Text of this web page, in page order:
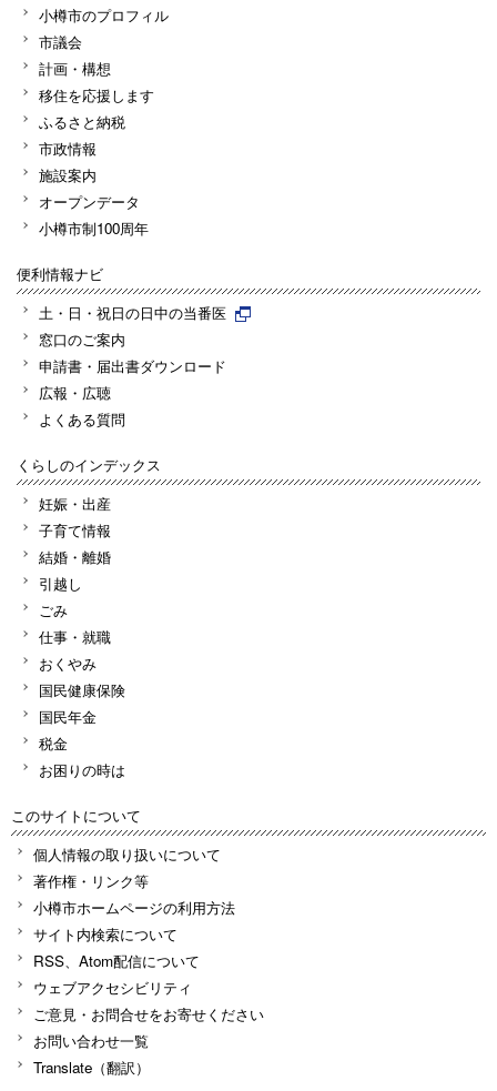
小樽市のプロフィル
市議会
計画・構想
移住を応援します
ふるさと納税
市政情報
施設案内
オープンデータ
小樽市制100周年
便利情報ナビ
土・日・祝日の日中の当番医
窓口のご案内
申請書・届出書ダウンロード
広報・広聴
よくある質問
くらしのインデックス
妊娠・出産
子育て情報
結婚・離婚
引越し
ごみ
仕事・就職
おくやみ
国民健康保険
国民年金
税金
お困りの時は
このサイトについて
個人情報の取り扱いについて
著作権・リンク等
小樽市ホームページの利用方法
サイト内検索について
RSS、Atom配信について
ウェブアクセシビリティ
ご意見・お問合せをお寄せください
お問い合わせ一覧
Translate（翻訳）